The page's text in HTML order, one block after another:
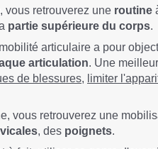
vous retrouverez une routine
partie supérieure du corps.
articulaire a pour
articulation. Une
de blessures, limiter
vous retrouverez une
, des poignets.